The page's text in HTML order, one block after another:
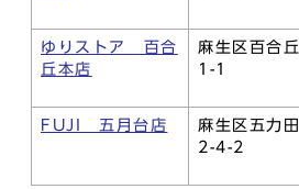
ゆりストア 百合
丘本店
麻生区百合丘
1-1
FUJI 五月台店
麻生区五力田
2-4-2